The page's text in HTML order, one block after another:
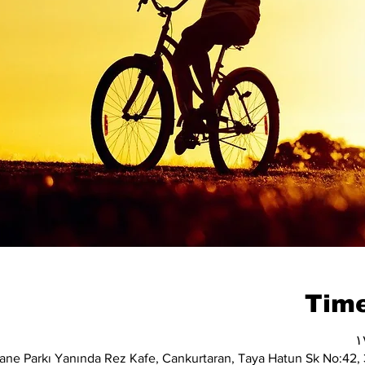
Parkı Yanında Rez Kafe, Cankurtaran, Taya Hatun Sk